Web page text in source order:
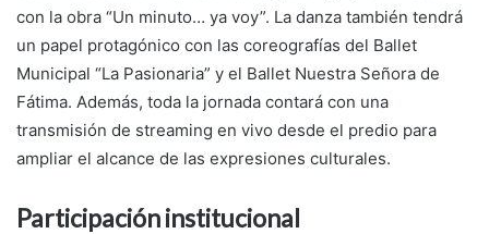
con la obra “Un minuto… ya voy”. La danza también tendrá
un papel protagónico con las coreografías del Ballet
Municipal “La Pasionaria” y el Ballet Nuestra Señora de
Fátima. Además, toda la jornada contará con una
transmisión de streaming en vivo desde el predio para
ampliar el alcance de las expresiones culturales.
Participación institucional